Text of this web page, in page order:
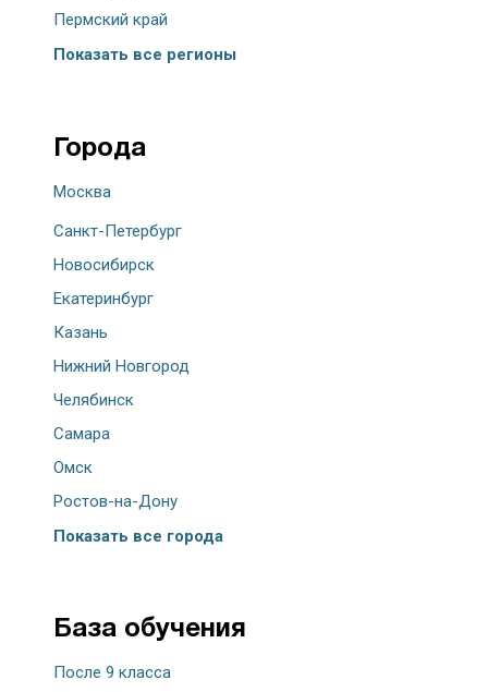
Пермский край
Показать все регионы
Города
Москва
Санкт-Петербург
Новосибирск
Екатеринбург
Казань
Нижний Новгород
Челябинск
Самара
Омск
Ростов-на-Дону
Показать все города
База обучения
После 9 класса